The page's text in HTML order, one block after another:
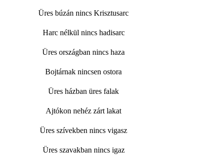
Üres búzán nincs Krisztusarc
Harc nélkül nincs hadisarc
Üres országban nincs haza
Bojtárnak nincsen ostora
Üres házban üres falak
Ajtókon nehéz zárt lakat
Üres szívekben nincs vigasz
Üres szavakban nincs igaz